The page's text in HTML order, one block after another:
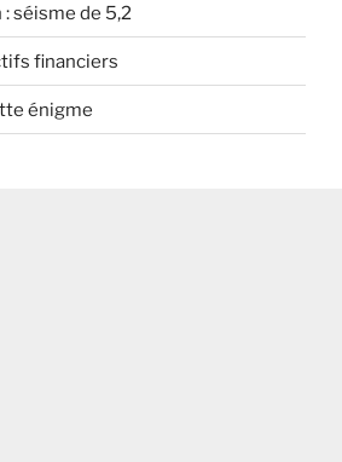
séisme de 5,2
financiers
énigme